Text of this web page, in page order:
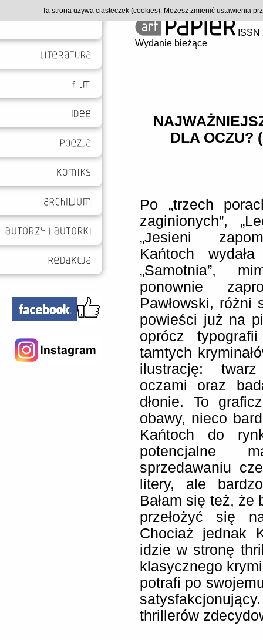
Wydanie bieżące
DLA OCZU?
Po „trzech
zaginionych”,
„Jesieni
Kańtoch
„Samotnia”,
ponownie
Pawłowski, różni
powieści już na
oprócz
tamtych
ilustrację:
oczami oraz
dłonie. To
obawy, nieco
Kańtoch do
potencjalne
sprzedawaniu
litery, ale
Bałam się też, że
przełożyć się
Chociaż jednak
idzie w stronę
klasycznego
potrafi po
thrillerów
Ta strona używa ciasteczek (cookies). Możesz zmienić ustawienia